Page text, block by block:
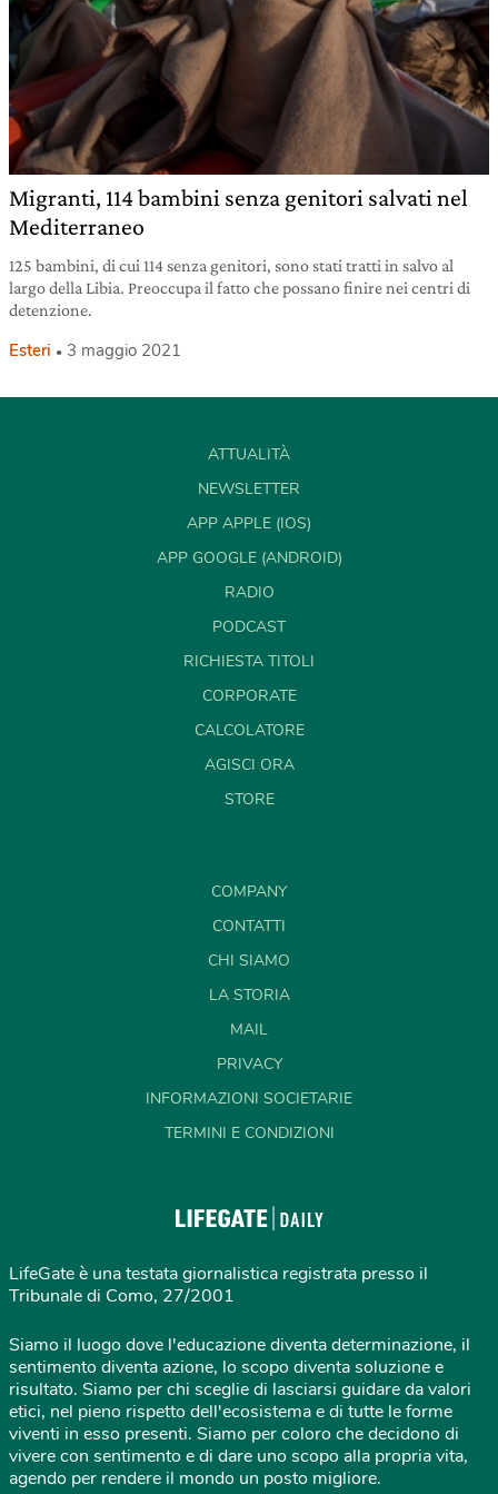
Migranti, 114 bambini senza genitori salvati nel
Mediterraneo
125 bambini, di cui 114 senza genitori, sono stati tratti in salvo al
largo della Libia. Preoccupa il fatto che possano finire nei centri di
detenzione.
Esteri 3 maggio 2021
ATTUALITÀ
NEWSLETTER
APP APPLE (IOS)
APP GOOGLE (ANDROID)
RADIO
PODCAST
RICHIESTA TITOLI
CORPORATE
CALCOLATORE
AGISCI ORA
STORE
COMPANY
CONTATTI
CHI SIAMO
LA STORIA
MAIL
PRIVACY
INFORMAZIONI SOCIETARIE
TERMINI E CONDIZIONI
LifeGate è una testata giornalistica registrata presso il
Tribunale di Como, 27/2001
Siamo il luogo dove l'educazione diventa determinazione, il
sentimento diventa azione, lo scopo diventa soluzione e
risultato. Siamo per chi sceglie di lasciarsi guidare da valori
etici, nel pieno rispetto dell'ecosistema e di tutte le forme
viventi in esso presenti. Siamo per coloro che decidono di
vivere con sentimento e di dare uno scopo alla propria vita,
agendo per rendere il mondo un posto migliore.